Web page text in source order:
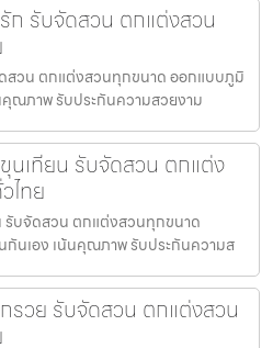
รับจัดสวน ตกแต่งสวน
วน ตกแต่งสวนทุกขนาด ออกแบบภูมิ
คุณภาพ รับประกันความสวยงาม
เทียน รับจัดสวน ตกแต่ง
ไทย
บจัดสวน ตกแต่งสวนทุกขนาด
นเอง เน้นคุณภาพ รับประกันความส
วย รับจัดสวน ตกแต่งสวน